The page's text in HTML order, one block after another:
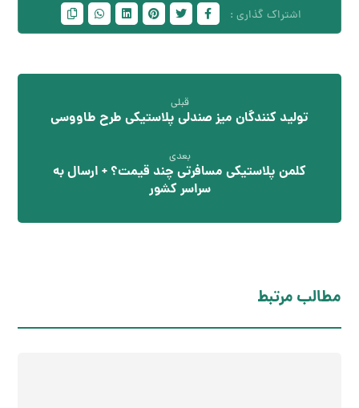
قبلی
تولید کنندگان میز صندلی پلاستیکی طرح طاووسی
بعدی
کلمن پلاستیکی مسافرتی چند قیمت؟ + ارسال به
سراسر کشور
مطالب مرتبط